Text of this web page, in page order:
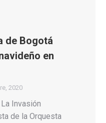
de Bogotá
en
2020
Invasión
de la Orquesta